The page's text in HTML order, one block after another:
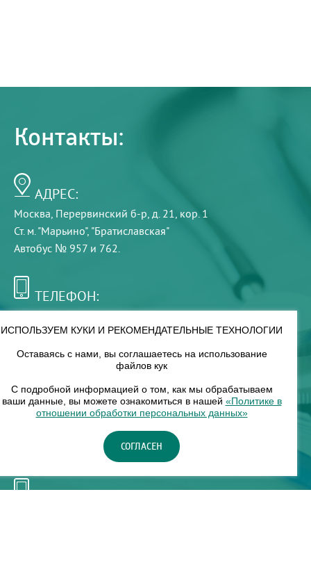
Контакты:
АДРЕС:
Москва, Перервинский б-р, д. 21, кор. 1
Ст. м. "Марьино", "Братиславская"
Автобус № 957 и 762.
ТЕЛЕФОН:
РЕЖИМ РАБОТЫ:
8 — 18
НАШ ФИЛИАЛ:
Москва, м. Нагорное, Нагорный б-р, д. 19, кор. 1
ИСПОЛЬЗУЕМ КУКИ И РЕКОМЕНДАТЕЛЬНЫЕ ТЕХНОЛОГИИ
Оставаясь с нами, вы соглашаетесь на использование
файлов кук
С подробной информацией о том, как мы обрабатываем
ваши данные, вы можете ознакомиться в нашей «Политике в
отношении обработки персональных данных»
СОГЛАСЕН